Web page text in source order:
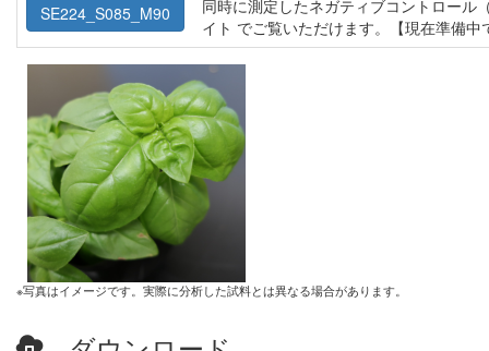
SE224_S085_M90
同時に測定したネガティブコントロー
イト でご覧いただけます。【現在準備中
※写真はイメージです。実際に分析した試料とは異なる場合があります。